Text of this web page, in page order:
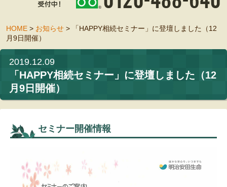
HOME > お知らせ >
「HAPPY相続セミナー」に登壇しました（12
月9日開催）
2019.12.09
「HAPPY相続セミナー」に登壇しました（12
月9日開催）
セミナー開催情報